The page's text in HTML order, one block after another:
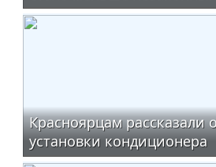
Красноярцам рассказали
установки кондиционера